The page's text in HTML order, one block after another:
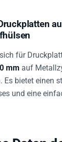
für
mm auf
Es bietet einen
und eine